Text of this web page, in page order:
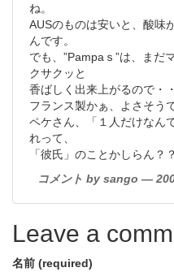
ね。
AUSのものは安いと、酸味
んです。
でも、”Pampaｓ”は、まだ
クサクッと
香ばしく出来上がるので・
フランス製かぁ、よさそう
ペケさん、「１人だけなん
れって、
「彼氏」のことかしらん？
コメント by sango —
Leave a
名前 (required)